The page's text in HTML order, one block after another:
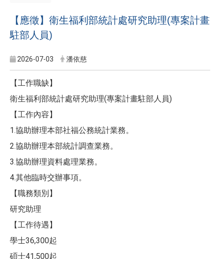
【應徵】衛生福利部統計處研究助理(專案計畫
駐部人員)
2026-07-03 潘依慈
【工作職缺】
衛生福利部統計處研究助理(專案計畫駐部人員)
【工作內容】
1.協助辦理本部社福公務統計業務。
2.協助辦理本部統計調查業務。
3.協助辦理資料處理業務。
4.其他臨時交辦事項。
【職務類別】
研究助理
【工作待遇】
學士36,300起
碩士41,500起